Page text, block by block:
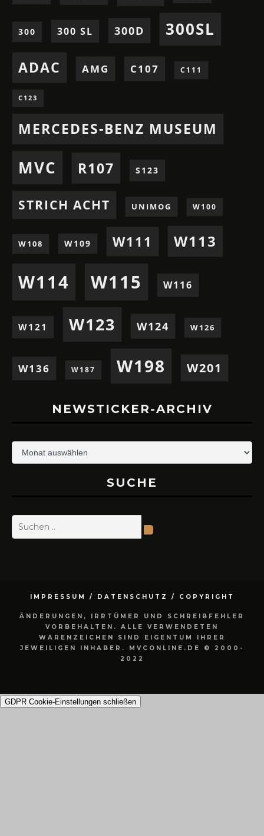
300 300 SL 300D 300SL
ADAC AMG C107 C111
C123
MERCEDES-BENZ MUSEUM
MVC R107 S123
STRICH ACHT UNIMOG W100
W108 W109 W111 W113
W114 W115 W116
W121 W123 W124 W126
W136 W187 W198 W201
NEWSTICKER-ARCHIV
Newsticker-
Archiv
SUCHE
IMPRESSUM / DATENSCHUTZ / COPYRIGHT
ÄNDERUNGEN, IRRTÜMER UND SCHREIBFEHLER
VORBEHALTEN. ALLE VERWENDETEN
WARENZEICHEN SIND EIGENTUM IHRER
JEWEILIGEN INHABER. MVCONLINE.DE © 2000-
2022
GDPR Cookie-Einstellungen schließen